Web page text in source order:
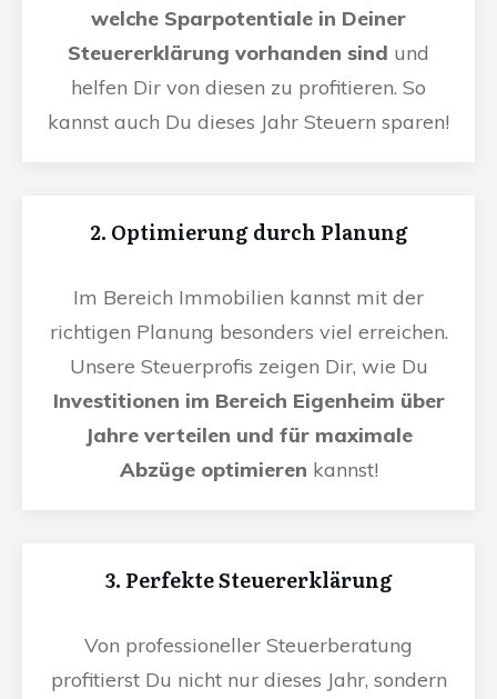
welche Sparpotentiale in Deiner
Steuererklärung vorhanden sind und
helfen Dir von diesen zu profitieren. So
kannst auch Du dieses Jahr Steuern sparen!
2. Optimierung durch Planung
Im Bereich Immobilien kannst mit der
richtigen Planung besonders viel erreichen.
Unsere Steuerprofis zeigen Dir, wie Du
Investitionen im Bereich Eigenheim über
Jahre verteilen und für maximale
Abzüge optimieren kannst!
3. Perfekte Steuererklärung
Von professioneller Steuerberatung
profitierst Du nicht nur dieses Jahr, sondern